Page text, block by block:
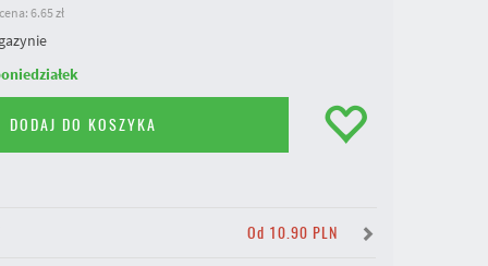
6.65 zł
DODAJ DO KOSZYKA
Od 10.90 PLN